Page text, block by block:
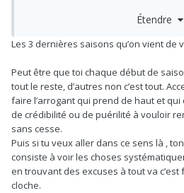
l'inverse est puérile et tu veux être
Je pense qu'ici personne n'a de
Étendre
Les 3 dernières saisons qu’on vient de
Peut être que toi chaque début de
tout le reste, d’autres non c’est tout.
faire l’arrogant qui prend de haut et
de crédibilité ou de puérilité à vouloir
sans cesse.
Puis si tu veux aller dans ce sens là ,
consiste à voir les choses
en trouvant des excuses à tout va
cloche.